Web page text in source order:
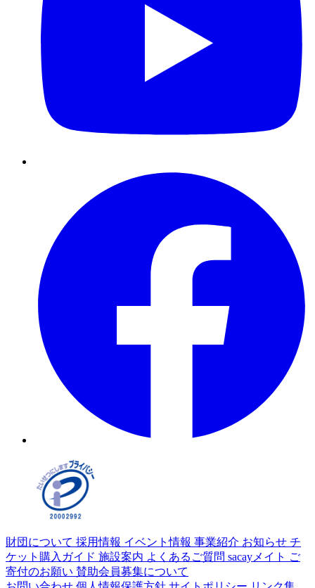
財団について 採用情報 イベント情報 事業紹介 お知らせ チ
ケット購入ガイド 施設案内 よくあるご質問 sacayメイト ご
寄付のお願い 賛助会員募集について